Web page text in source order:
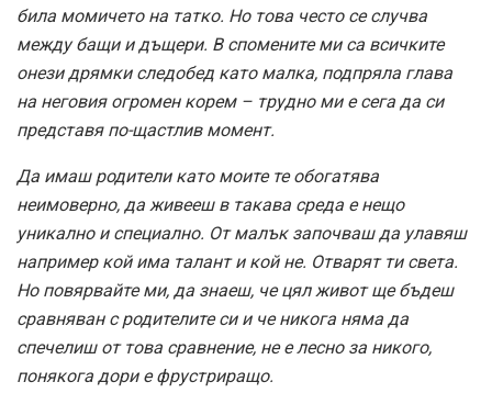
била момичето на татко. Но това често се случва
между бащи и дъщери. В спомените ми са всичките
онези дрямки следобед като малка, подпряла глава
на неговия огромен корем – трудно ми е сега да си
представя по-щастлив момент.
Да имаш родители като моите те обогатява
неимоверно, да живееш в такава среда е нещо
уникално и специално. От малък започваш да улавяш
например кой има талант и кой не. Отварят ти света.
Но повярвайте ми, да знаеш, че цял живот ще бъдеш
сравняван с родителите си и че никога няма да
спечелиш от това сравнение, не е лесно за никого,
понякога дори е фрустриращо.